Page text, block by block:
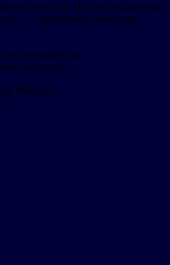
5% в год. При этом адресная
— подчеркнул министр
по устранению
министр.
Москвы.